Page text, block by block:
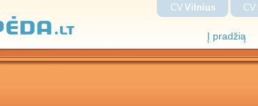
Į pradžią
CV Vilnius CV